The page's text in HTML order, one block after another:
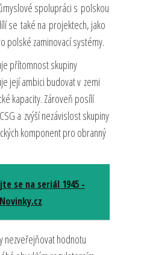
spolupráci s polskou
se také na projektech, jako
polské zaminovací systémy.
přítomnost skupiny
její ambici budovat v zemi
kapacity. Zároveň posílí
a zvýší nezávislost skupiny
komponent pro obranný
se na seriál 1945 -
nezveřejňovat hodnotu